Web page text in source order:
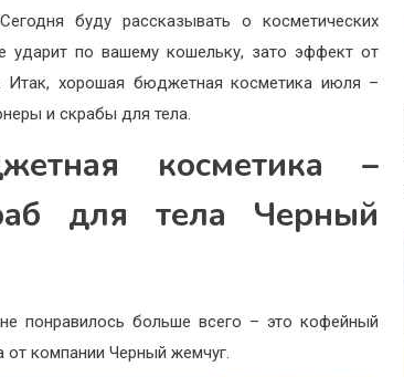
буду рассказывать о косметических
ударит по вашему кошельку, зато эффект от
Итак, хорошая бюджетная косметика июля –
и скрабы для тела.
косметика –
для тела Черный
понравилось больше всего – это кофейный
компании Черный жемчуг.